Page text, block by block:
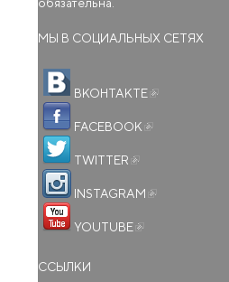
МЫ В СОЦИАЛЬНЫХ СЕТЯХ
ВКОНТАКТЕ
FACEBOOK
TWITTER
INSTAGRAM
YOUTUBE
ССЫЛКИ